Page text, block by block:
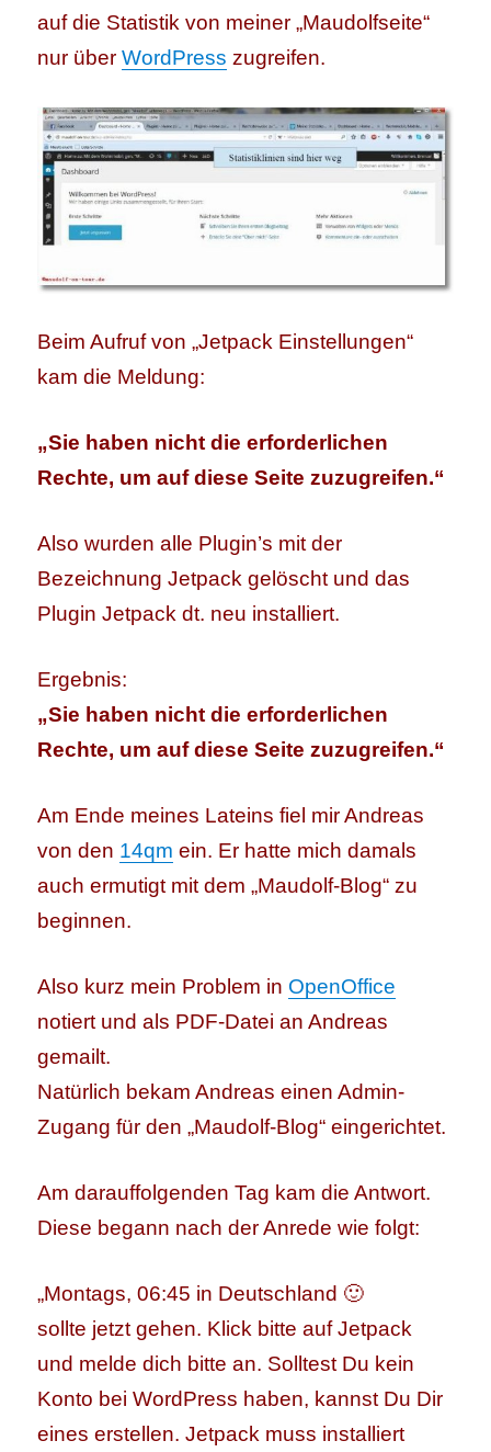
auf die Statistik von meiner „Maudolfseite“
nur überWordPress zugreifen.
Beim Aufruf von „Jetpack Einstellungen“
kam die Meldung:
„Sie haben nicht die erforderlichen
Rechte, um auf diese Seite zuzugreifen.“
Also wurden alle Plugin’s mit der
Bezeichnung Jetpack gelöscht und das
Plugin Jetpack dt. neu installiert.
Ergebnis:
„Sie haben nicht die erforderlichen
Rechte, um auf diese Seite zuzugreifen.“
Am Ende meines Lateins fiel mir Andreas
von den 14qm ein. Er hatte mich damals
auch ermutigt mit dem „Maudolf-Blog“ zu
beginnen.
Also kurz mein Problem in OpenOffice
notiert und als PDF-Datei an Andreas
gemailt.
Natürlich bekam Andreas einen Admin-
Zugang für den „Maudolf-Blog“ eingerichtet.
Am darauffolgenden Tag kam die Antwort.
Diese begann nach der Anrede wie folgt:
„Montags, 06:45 in Deutschland 🙂
sollte jetzt gehen. Klick bitte auf Jetpack
und melde dich bitte an. Solltest Du kein
Konto bei WordPress haben, kannst Du Dir
eines erstellen. Jetpack muss installiert